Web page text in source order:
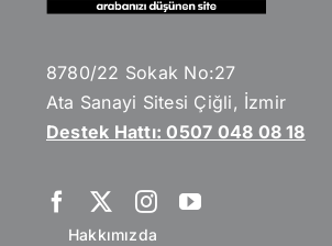
8780/22 Sokak No:27
Ata Sanayi Sitesi Çiğli, İzmir
Destek Hattı: 0507 048 08 18
Hakkımızda